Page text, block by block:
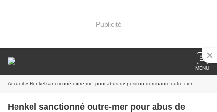
Publicité
MENU
Accueil » Henkel sanctionné outre-mer pour abus de position dominante outre-mer
Henkel sanctionné outre-mer pour abus de